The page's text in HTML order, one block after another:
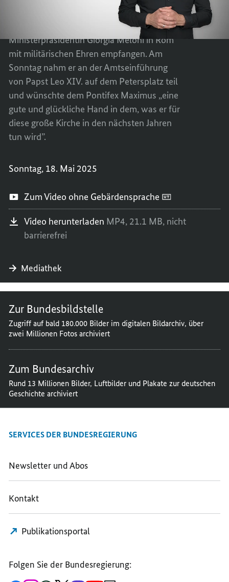
Zu seinem Antrittsbesuch in Italien wird
Bundeskanzler Friedrich Merz von
Ministerpräsidentin Giorgia Meloni in Rom
mit militärischen Ehren empfangen. Am
Sonntag nahm er an der Amtseinführung
von Papst Leo XIV. auf dem Petersplatz teil
und wünschte dem Pontifex Maximus „eine
gute und glückliche Hand in dem, was er für
diese große Kirche in den nächsten Jahren
tun wird”.
Sonntag, 18. Mai 2025
MERZ
ZUM
IN
MERZ
Zum Video ohne Gebärdensprache
Video herunterladen MP4, 21.1 MB, nicht
barrierefrei
Mediathek
Zur Bundesbildstelle
Zugriff auf bald 180.000 Bilder im digitalen Bildarchiv, über
zwei Millionen Fotos archiviert
Zum Bundesarchiv
Rund 13 Millionen Bilder, Luftbilder und Plakate zur deutschen
Geschichte archiviert
SERVICES DER BUNDESREGIERUNG
Newsletter und Abos
Kontakt
Publikationsportal
Folgen Sie der Bundesregierung: